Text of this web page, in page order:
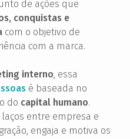
de ações que
conquistas e
com o objetivo de
com a marca.
interno, essa
é baseada no
do capital humano.
entre empresa e
engaja e motiva os